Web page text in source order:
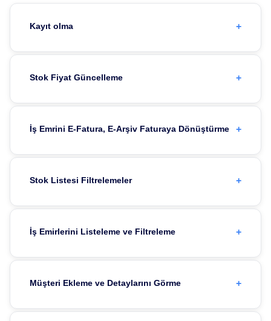
Kayıt olma +
Stok Fiyat Güncelleme +
İş Emrini E-Fatura, E-Arşiv Faturaya Dönüştürme +
Stok Listesi Filtrelemeler +
İş Emirlerini Listeleme ve Filtreleme +
Müşteri Ekleme ve Detaylarını Görme +